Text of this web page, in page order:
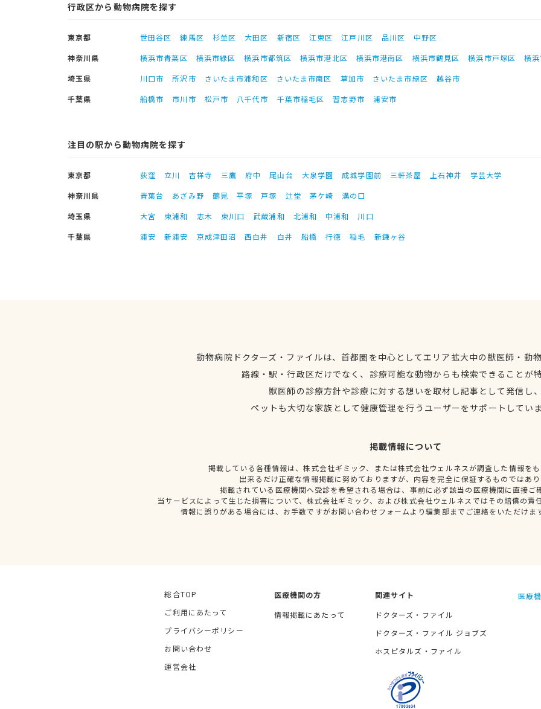
行政区から動物病院を探す
東京都 世田谷区 練馬区 杉並区 大田区 新宿区 江東区 江戸川区 品川区
中野区
神奈川県
横浜市青葉区 横浜市緑区 横浜市都筑区 横浜市港北区 横浜市港南区 横浜市鶴見区 横浜市戸塚区
横
埼玉県
川口市 所沢市 さいたま市浦和区 さいたま市南区 草加市 さいたま市緑区
越谷市
千葉県
船橋市 市川市 松戸市 八千代市 千葉市稲毛区 習志野市 浦安市
注目の駅から動物病院を探す
東京都 荻窪 立川 吉祥寺 三鷹 府中 尾山台 大泉学園 成城学園前 三軒茶屋 上石神井
学芸大学
神奈川県
青葉台 あざみ野 鶴見 平塚 戸塚 辻堂 茅ケ崎
溝の口
埼玉県
大宮 東浦和 志木 東川口 武蔵浦和 北浦和 中浦和
川口
千葉県
浦安 新浦安 京成津田沼 西白井 白井 船橋 行徳 稲毛 新鎌ヶ谷
動物病院ドクターズ・ファイルは、首都圏を中心としてエリア拡大中の獣医師・動
路線・駅・行政区だけでなく、診療可能な動物からも検索できることが
獣医師の診療方針や診療に対する想いを取材し記事として発信し
ペットも大切な家族として健康管理を行うユーザーをサポートしてい
掲載情報について
掲載している各種情報は、株式会社ギミック、または株式会社ウェルネスが調査した情報を
出来るだけ正確な情報掲載に努めておりますが、内容を完全に保証するものではあ
掲載されている医療機関へ受診を希望される場合は、事前に必ず該当の医療機関に直接ご
当サービスによって生じた損害について、株式会社ギミック、および株式会社ウェルネスではその賠償の責
情報に誤りがある場合には、お手数ですがお問い合わせフォームより編集部までご連絡をいただけま
総合TOP
ご利用にあたって
プライバシーポリシー
お問い合わせ
運営会社
医療機関の方
情報掲載にあたって
関連サイト
ドクターズ・ファイル
ドクターズ・ファイル ジョブズ
ホスピタルズ・ファイル
医療